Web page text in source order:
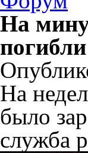
На
На
было
служба